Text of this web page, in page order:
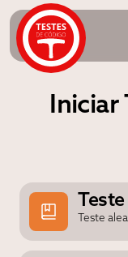
Iniciar
Teste
Teste